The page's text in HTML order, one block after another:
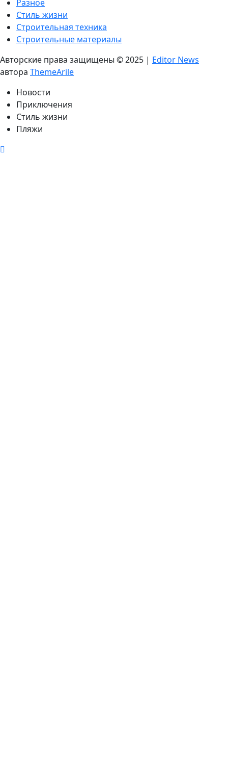
Разное
Стиль жизни
Строительная техника
Строительные материалы
Авторские права защищены © 2025 | Editor News
автора ThemeArile
Новости
Приключения
Стиль жизни
Пляжи